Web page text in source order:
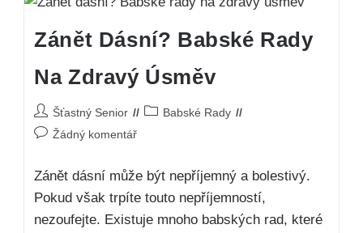
Zánět Dásní? Babské Rady
Na Zdravý Úsměv
Šťastný Senior
Babské Rady
Žádný komentář
Zánět dásní může být nepříjemný a bolestivý.
Pokud však trpíte touto nepříjemností,
nezoufejte. Existuje mnoho babských rad, které